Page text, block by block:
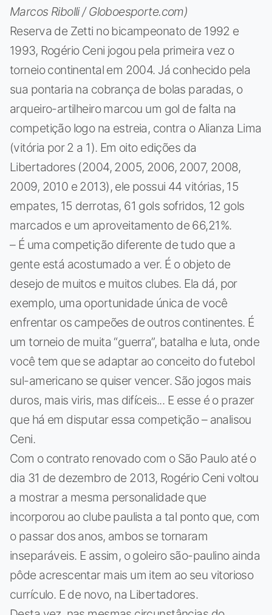
Marcos Ribolli / Globoesporte.com)
Reserva de Zetti no bicampeonato de 1992 e
1993, Rogério Ceni jogou pela primeira vez o
torneio continental em 2004. Já conhecido pela
sua pontaria na cobrança de bolas paradas, o
arqueiro-artilheiro marcou um gol de falta na
competição logo na estreia, contra o Alianza Lima
(vitória por 2 a 1). Em oito edições da
Libertadores (2004, 2005, 2006, 2007, 2008,
2009, 2010 e 2013), ele possui 44 vitórias, 15
empates, 15 derrotas, 61 gols sofridos, 12 gols
marcados e um aproveitamento de 66,21%.
– É uma competição diferente de tudo que a
gente está acostumado a ver. É o objeto de
desejo de muitos e muitos clubes. Ela dá, por
exemplo, uma oportunidade única de você
enfrentar os campeões de outros continentes. É
um torneio de muita “guerra”, batalha e luta, onde
você tem que se adaptar ao conceito do futebol
sul-americano se quiser vencer. São jogos mais
duros, mais viris, mas difíceis... E esse é o prazer
que há em disputar essa competição – analisou
Ceni.
Com o contrato renovado com o São Paulo até o
dia 31 de dezembro de 2013, Rogério Ceni voltou
a mostrar a mesma personalidade que
incorporou ao clube paulista a tal ponto que, com
o passar dos anos, ambos se tornaram
inseparáveis. E assim, o goleiro são-paulino ainda
pôde acrescentar mais um item ao seu vitorioso
currículo. E de novo, na Libertadores.